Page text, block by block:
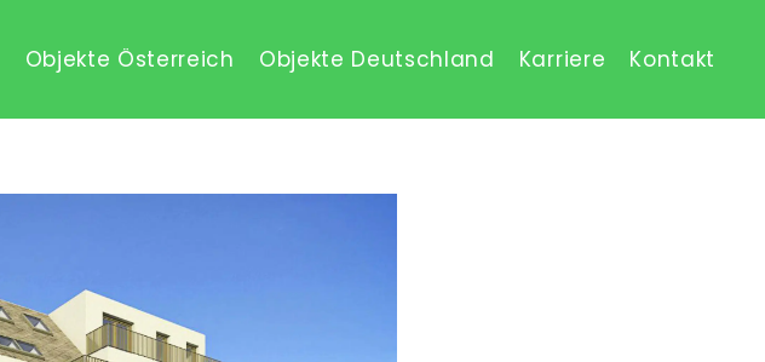
Objekte Österreich Objekte Deutschland Karriere Kontakt